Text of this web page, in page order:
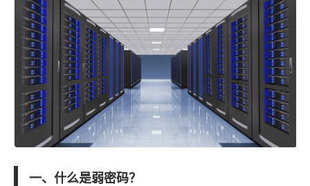
一、什么是弱密码？